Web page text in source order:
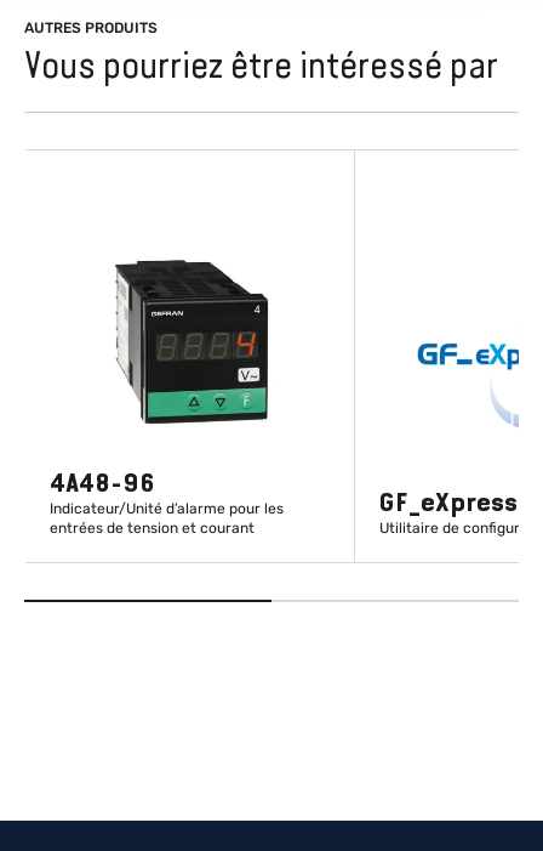
AUTRES PRODUITS
Vous pourriez être intéressé par
4A48-96
Indicateur/Unité d’alarme pour les
entrées de tension et courant
GF_eXpress
Utilitaire de